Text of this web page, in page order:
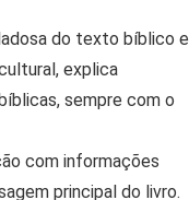
do texto bíblico e
explica
sempre com o
com informações
principal do livro.